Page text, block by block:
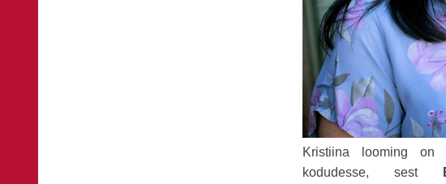
Kristiina looming on
kodudesse, sest